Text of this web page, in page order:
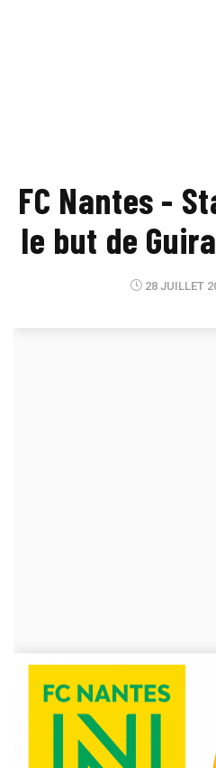
FC Nantes -
le but de
28 JUILLET